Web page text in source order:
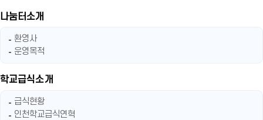
사
유
역
펼
치
공 스
리
공
유
북
유
그
공
유
S
유
영
기
나눔터소개
환영사
운영목적
학교급식소개
급식현황
인천학교급식연혁